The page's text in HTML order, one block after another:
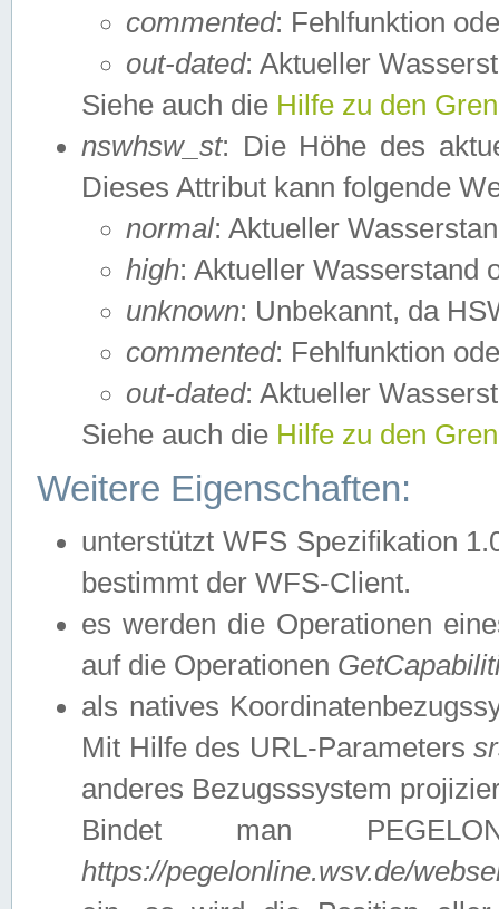
commented: Fehlfunktion
out-dated: Aktueller
Siehe auch die Hilfe zu den
nswhsw_st: Die Höhe des
Dieses Attribut kann folgende
normal: Aktueller
high: Aktueller Wasserstand
unknown: Unbekannt, da
commented: Fehlfunktion
out-dated: Aktueller
Siehe auch die Hilfe zu den
Weitere Eigenschaften:
unterstützt WFS Spezifikation
bestimmt der WFS-Client.
es werden die Operationen
auf die Operationen
als natives
Mit Hilfe des URL-Parameters
anderes Bezugsssystem
Bindet man
https://pegelonline.wsv.de/